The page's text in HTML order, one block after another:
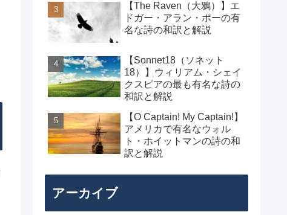
【The Raven（大鴉）】エ
ドガー・アラン・ポーの有
名な詩の和訳と解説
【Sonnet18（ソネット
18）】ウィリアム・シェイ
クスピアの最も有名な詩の
和訳と解説
【O Captain! My Captain!】
アメリカで有名なウォル
ト・ホイットマンの詩の和
訳と解説
アーカイブ